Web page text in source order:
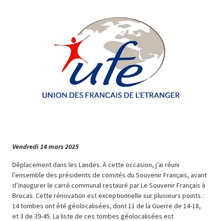
Vendredi 14 mars 2025
Déplacement dans les Landes. À cette occasion, j’ai réuni
l’ensemble des présidents de comités du Souvenir Français, avant
d’inaugurer le carré communal restauré par Le Souvenir Français à
Brocas. Cette rénovation est exceptionnelle sur plusieurs points :
14 tombes ont été géolocalisées, dont 11 de la Guerre de 14-18,
et 3 de 39-45. La liste de ces tombes géolocalisées est